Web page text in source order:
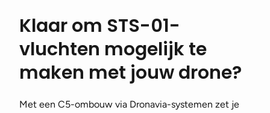
Klaar om STS-01-
vluchten mogelijk te
maken met jouw drone?
Met een C5-ombouw via Dronavia-systemen zet je